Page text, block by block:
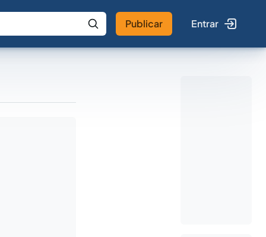
IA Buscar no Jus
Publicar Entrar